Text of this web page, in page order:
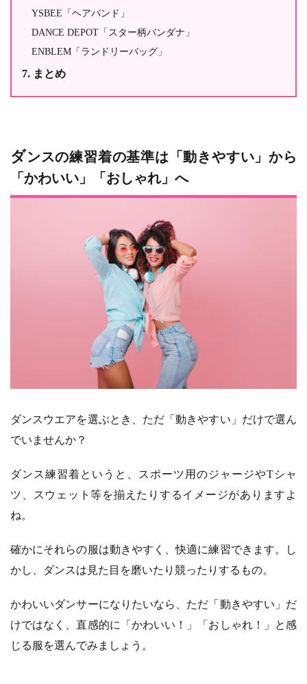
YSBEE「ヘアバンド」
DANCE DEPOT「スター柄バンダナ」
ENBLEM「ランドリーバッグ」
まとめ
ダンスの練習着の基準は「動きやすい」から
「かわいい」「おしゃれ」へ
ダンスウエアを選ぶとき、ただ「動きやすい」だけで選ん
でいませんか？
ダンス練習着というと、スポーツ用のジャージやTシャ
ツ、スウェット等を揃えたりするイメージがありますよ
ね。
確かにそれらの服は動きやすく、快適に練習できます。し
かし、ダンスは見た目を磨いたり競ったりするもの。
かわいいダンサーになりたいなら、ただ「動きやすい」だ
けではなく、直感的に「かわいい！」「おしゃれ！」と感
じる服を選んでみましょう。